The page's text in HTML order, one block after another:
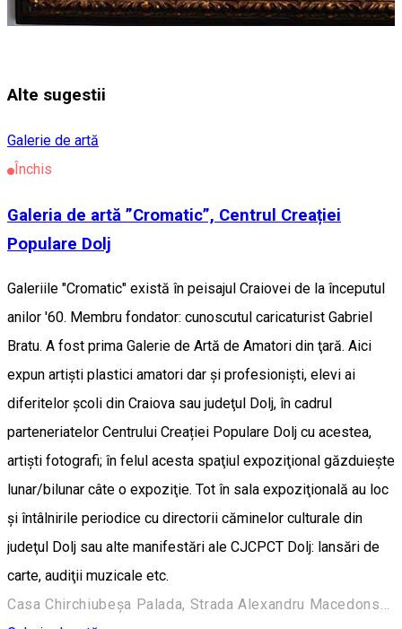
Alte sugestii
Galerie de artă
Închis
Galeria de artă ”Cromatic”, Centrul Creației
Populare Dolj
Galeriile "Cromatic" există în peisajul Craiovei de la începutul
anilor '60. Membru fondator: cunoscutul caricaturist Gabriel
Bratu. A fost prima Galerie de Artă de Amatori din ţară. Aici
expun artişti plastici amatori dar şi profesionişti, elevi ai
diferitelor şcoli din Craiova sau judeţul Dolj, în cadrul
parteneriatelor Centrului Creației Populare Dolj cu acestea,
artişti fotografi; în felul acesta spaţiul expoziţional găzduieşte
lunar/bilunar câte o expoziţie. Tot în sala expoziţională au loc
şi întâlnirile periodice cu directorii căminelor culturale din
judeţul Dolj sau alte manifestări ale CJCPCT Dolj: lansări de
carte, audiţii muzicale etc.
Casa Chirchiubeșa Palada, Strada Alexandru Macedonski 28, Craiova 200383, România